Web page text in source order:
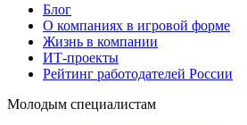
Блог
О компаниях в игровой форме
Жизнь в компании
ИТ-проекты
Рейтинг работодателей России
Молодым специалистам